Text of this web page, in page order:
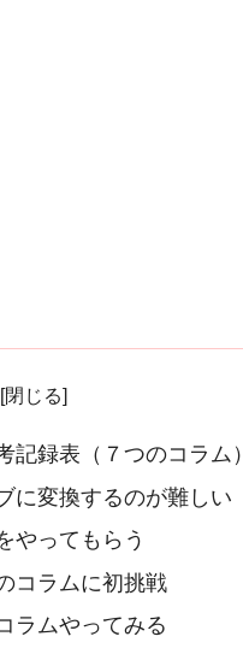
録表（７つのコラム）
に変換するのが難しい
やってもらう
コラムに初挑戦
ラムやってみる